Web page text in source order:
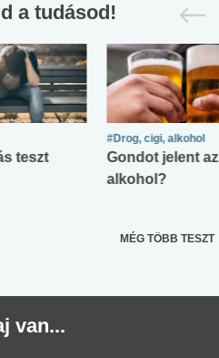
a tudásod!
teszt
#Drog, cigi, alkohol
Gondot jelent az
alkohol?
MÉG TÖBB TESZT
van...